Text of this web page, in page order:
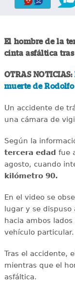
El hombre de la
cinta asfáltica
OTRAS NOTICIAS:
muerte de
Un accidente de
una cámara de
Según la
tercera edad fue
agosto, cuando
kilómetro 90.
En el video se
lugar y se
hacia ambos
vehículo particular.
Tras el accidente,
mientras que el
asfáltica.